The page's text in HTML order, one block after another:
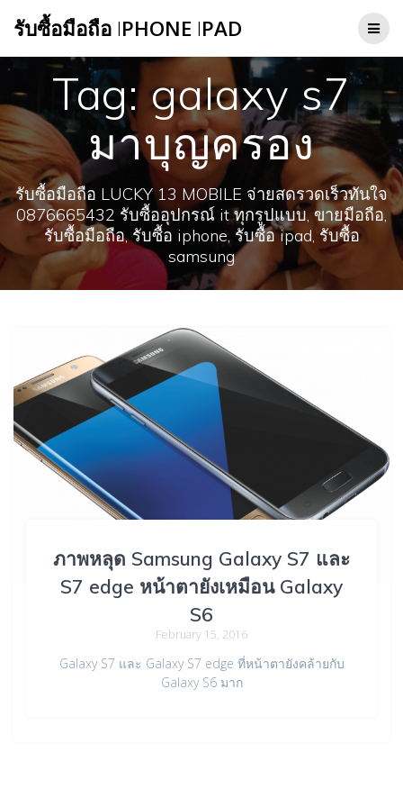
to
รับซื้อมือถือ IPHONE IPAD
Tag:galaxy s7
มาบุญครอง
รับซื้อมือถือ LUCKY 13 MOBILE จ่ายสดรวดเร็วทันใจ
0876665432 รับซื้ออุปกรณ์ it ทุกรูปแบบ, ขายมือถือ,
รับซื้อมือถือ, รับซื้อ iphone, รับซื้อ ipad, รับซื้อ
samsung
ภาพหลุด Samsung Galaxy S7 และ
S7 edge หน้าตายังเหมือน Galaxy
S6
February 15, 2016
Galaxy S7 และ Galaxy S7 edge ที่หน้าตายังคล้ายกับ
Galaxy S6 มาก